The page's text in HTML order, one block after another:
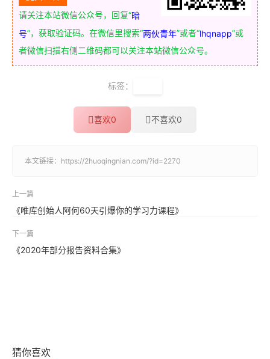
请关注本站微信公众号，回复“暗
号”，获取验证码。在微信里搜索“两伙青年”或者“lhqnapp”或
者微信扫描右侧二维码都可以关注本站微信公众号。
标签：
喜欢0 不喜欢0
本文链接： https://2huoqingnian.com/?id=2270
上一篇
《唯库创始人阿何60天引爆你的学习力课程》
下一篇
《2020年部分报告资料合集》
猜你喜欢